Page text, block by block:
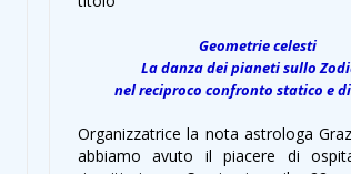
Geometrie celesti
La danza dei pianeti sullo
nel reciproco confronto statico e
Organizzatrice la nota astrologa
abbiamo avuto il piacere di